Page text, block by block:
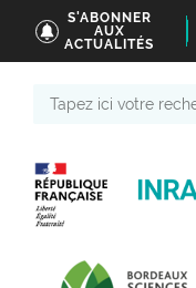
S'ABONNER
AUX
ACTUALITÉS